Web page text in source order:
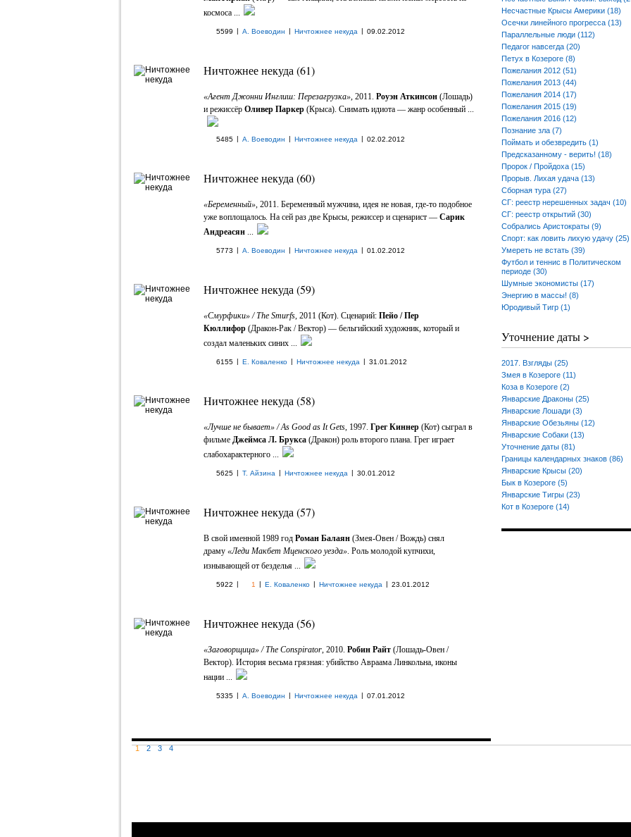
космоса ...
5599 | А. Воеводин | Ничтожнее некуда | 09.02.2012
Ничтожнее некуда (61)
«Агент Джонни Инглиш: Перезагрузка», 2011. Роуэн Аткинсон (Лошадь)
и режиссёр Оливер Паркер (Крыса). Снимать идиота — жанр особенный ...
5485 | А. Воеводин | Ничтожнее некуда | 02.02.2012
Ничтожнее некуда (60)
«Беременный», 2011. Беременный мужчина, идея не новая, где-то подобное
уже воплощалось. На сей раз две Крысы, режиссер и сценарист — Сарик
Андреасян ...
5773 | А. Воеводин | Ничтожнее некуда | 01.02.2012
Ничтожнее некуда (59)
«Смурфики» / The Smurfs, 2011 (Кот). Сценарий: Пейо / Пер
Кюллифор (Дракон-Рак / Вектор) — бельгийский художник, который и
создал маленьких синих ...
6155 | Е. Коваленко | Ничтожнее некуда | 31.01.2012
Ничтожнее некуда (58)
«Лучше не бывает» / As Good as It Gets, 1997. Грег Киннер (Кот) сыграл в
фильме Джеймса Л. Брукса (Дракон) роль второго плана. Грег играет
слабохарактерного ...
5625 | Т. Айзина | Ничтожнее некуда | 30.01.2012
Ничтожнее некуда (57)
В свой именной 1989 год Роман Балаян (Змея-Овен / Вождь) снял
драму «Леди Макбет Мценского уезда». Роль молодой купчихи,
изнывающей от безделья ...
5922 | 1 | Е. Коваленко | Ничтожнее некуда | 23.01.2012
Ничтожнее некуда (56)
«Заговорщица» / The Conspirator, 2010. Робин Райт (Лошадь-Овен /
Вектор). История весьма грязная: убийство Авраама Линкольна, иконы
нации ...
5335 | А. Воеводин | Ничтожнее некуда | 07.01.2012
1 2 3 4
Несчастные Крысы Америки (18)
Осечки линейного прогресса (13)
Параллельные люди (112)
Педагог навсегда (20)
Петух в Козероге (8)
Пожелания 2012 (51)
Пожелания 2013 (44)
Пожелания 2014 (17)
Пожелания 2015 (19)
Пожелания 2016 (12)
Познание зла (7)
Поймать и обезвредить (1)
Предсказанному - верить! (18)
Пророк / Пройдоха (15)
Прорыв. Лихая удача (13)
Сборная тура (27)
СГ: реестр нерешенных задач (10)
СГ: реестр открытий (30)
Собрались Аристократы (9)
Спорт: как ловить лихую удачу (25)
Умереть не встать (39)
Футбол и теннис в Политическом
периоде (30)
Шумные экономисты (17)
Энергию в массы! (8)
Юродивый Тигр (1)
Уточнение даты >
2017. Взгляды (25)
Змея в Козероге (11)
Коза в Козероге (2)
Январские Драконы (25)
Январские Лошади (3)
Январские Обезьяны (12)
Январские Собаки (13)
Уточнение даты (81)
Границы календарных знаков (86)
Январские Крысы (20)
Бык в Козероге (5)
Январские Тигры (23)
Кот в Козероге (14)